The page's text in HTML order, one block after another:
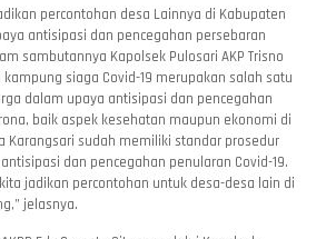
percontohan desa Lainnya di Kabupaten
antisipasi dan pencegahan persebaran
sambutannya Kapolsek Pulosari AKP Trisno
siaga Covid-19 merupakan salah satu
dalam upaya antisipasi dan pencegahan
baik aspek kesehatan maupun ekonomi di
Karangsari sudah memiliki standar prosedur
dan pencegahan penularan Covid-19.
jadikan percontohan untuk desa-desa lain di
jelasnya.